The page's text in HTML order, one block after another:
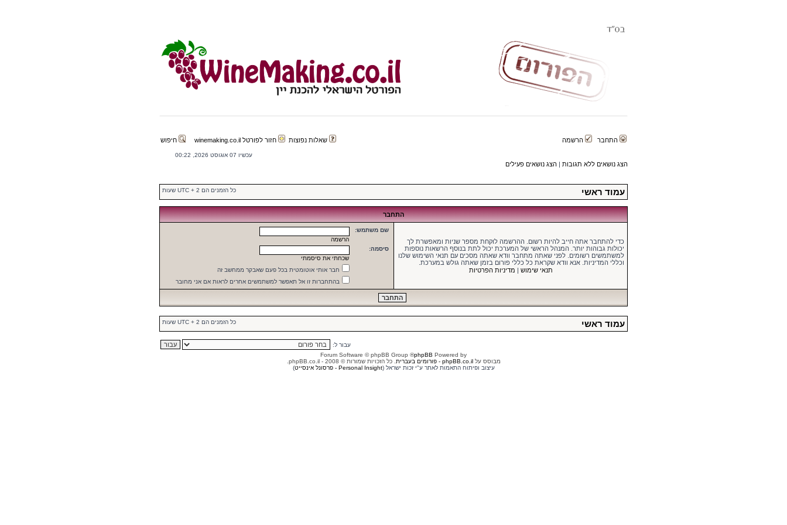
התחבר הרשמה שאלות נפוצות חזור לפורטל winemaking.co.il חיפוש
עכשיו 07 אוגוסט 2026, 00:22
הצג נושאים ללא תגובות | הצג נושאים פעילים
עמוד ראשי כל הזמנים הם UTC + 2 שעות
התחבר
כדי להתחבר אתה חייב להיות רשום. ההרשמה לוקחת מספר שניות ומאפשרת לך
יכולות גבוהות יותר. המנהל הראשי של המערכת יכול לתת בנוסף הרשאות נוספות
למשתמשים רשומים. לפני שאתה מתחבר וודא שאתה מסכים עם תנאי השימוש שלנו
וכללי המדיניות. אנא וודא שקראת כל כללי פורום בזמן שאתה גולש במערכת.
תנאי שימוש | מדיניות הפרטיות
שם משתמש:
הרשמה
סיסמה:
שכחתי את סיסמתי
חבר אותי אוטומטית בכל פעם שאבקר ממחשב זה
בהתחברות זו אל תאפשר למשתמשים אחרים לראות אם אני מחובר
עמוד ראשי כל הזמנים הם UTC + 2 שעות
עבור ל:
Powered by
phpBB
® Forum Software © phpBB Group
מבוסס עלphpBB.co.il - פורומים בעברית
. כל הזכויות שמורות © 2008 - phpBB.co.il.
עיצוב ופיתוח התאמות לאתר ע"י זכות ישראל (Personal Insight - פרסונל אינסייט )